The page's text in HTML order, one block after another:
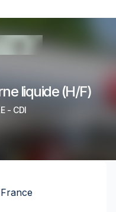
liquide (H/F)
- CDI